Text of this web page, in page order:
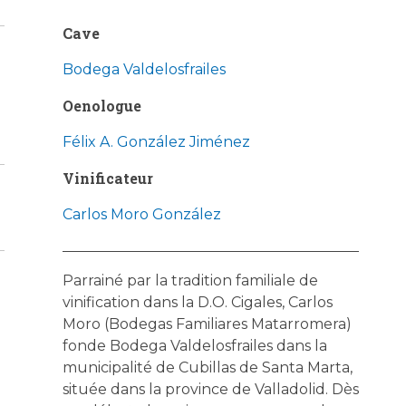
Cave
Bodega Valdelosfrailes
Oenologue
Félix A. González Jiménez
Vinificateur
Carlos Moro González
Parrainé par la tradition familiale de
vinification dans la D.O. Cigales, Carlos
Moro (Bodegas Familiares Matarromera)
fonde Bodega Valdelosfrailes dans la
municipalité de Cubillas de Santa Marta,
située dans la province de Valladolid. Dès